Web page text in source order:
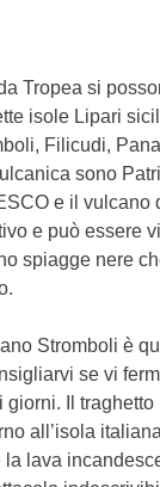
Tropea si
isole Lipari
Filicudi,
sono
e il vulcano
e può essere
spiagge nere
Stromboli è
se vi
Il traghetto
all’isola
la lava